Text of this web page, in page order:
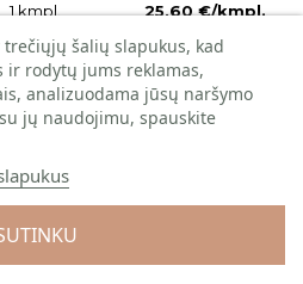
1 kmpl. 25,60 €/kmpl.
kmpl. / dėž.
Užsiregistruokite
pamatyti kainas
šalių slapukus, kad
rodytų jums reklamas,
analizuodama jūsų naršymo
jų naudojimu, spauskite